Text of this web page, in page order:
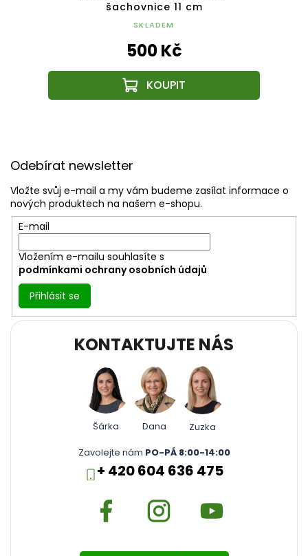
šachovnice 11 cm
SKLADEM
500 Kč
Odebírat newsletter
Vložte svůj e-mail a my vám budeme zasílat informace o
nových produktech na našem e-shopu.
E-mail
Vložením e-mailu souhlasíte s
podmínkami ochrany osobních údajů
Přihlásit se
KONTAKTUJTE NÁS
Šárka Dana
Zuzka
Zavolejte nám PO-PÁ 8:00-14:00
+ 420 604 636 475